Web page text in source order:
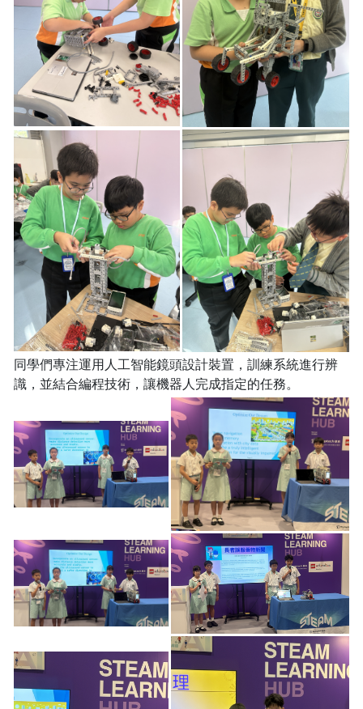
同學們專注運用人工智能鏡頭設計裝置，訓練系統進行辨
識，並結合編程技術，讓機器人完成指定的任務。